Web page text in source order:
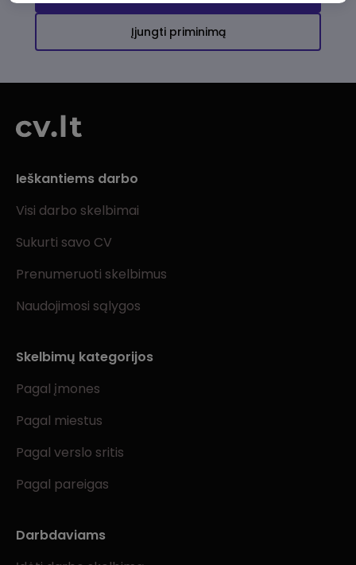
Įjungti priminimą
Ieškantiems darbo
Visi darbo skelbimai
Sukurti savo CV
Prenumeruoti skelbimus
Naudojimosi sąlygos
Skelbimų kategorijos
Pagal įmones
Pagal miestus
Pagal verslo sritis
Pagal pareigas
Darbdaviams